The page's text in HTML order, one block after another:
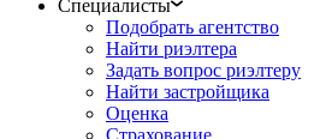
Специалисты
Подобрать агентство
Найти риэлтера
Задать вопрос риэлтеру
Найти застройщика
Оценка
Страхование